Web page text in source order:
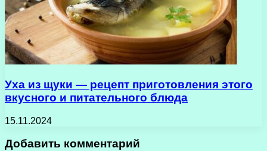
Уха из щуки — рецепт приготовления этого
вкусного и питательного блюда
15.11.2024
Добавить комментарий